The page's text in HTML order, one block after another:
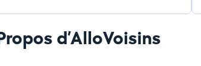
d’AlloVoisins